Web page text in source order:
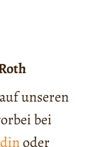
unseren
bei
oder